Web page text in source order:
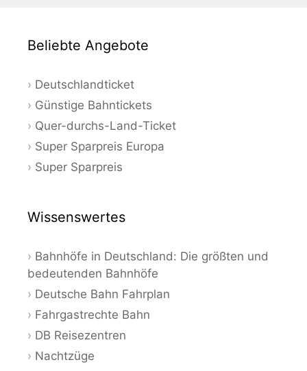
Beliebte Angebote
Deutschlandticket
Günstige Bahntickets
Quer-durchs-Land-Ticket
Super Sparpreis Europa
Super Sparpreis
Wissenswertes
Bahnhöfe in Deutschland: Die größten und
bedeutenden Bahnhöfe
Deutsche Bahn Fahrplan
Fahrgastrechte Bahn
DB Reisezentren
Nachtzüge